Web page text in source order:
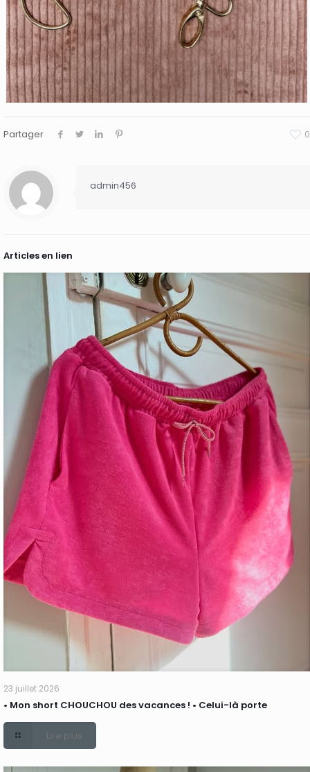
Partager 0
admin456
Articles en lien
23 juillet 2026
• Mon short CHOUCHOU des vacances ! • Celui-là porte
Lire plus